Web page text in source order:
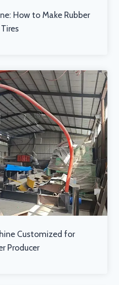
How to Make Rubber
Customized for
Producer